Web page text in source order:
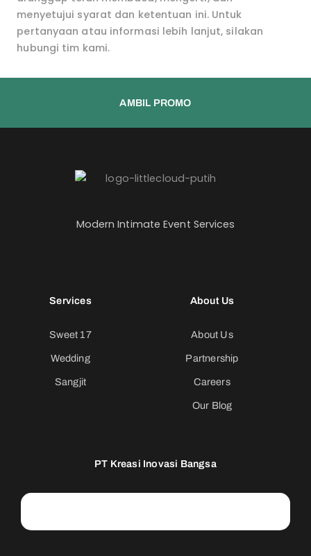
menyetujui syarat dan ketentuan ini. Untuk
pertanyaan atau informasi lebih lanjut, silakan
hubungi tim kami.
AMBIL PROMO
Modern Intimate Event Services
Services
Sweet 17
Wedding
Sangjit
About Us
About Us
Partnership
Careers
Our Blog
PT Kreasi Inovasi Bangsa